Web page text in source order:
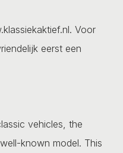
Voor
eerst een
vehicles, the
known model. This